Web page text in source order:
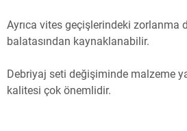
Ayrıca vites geçişlerindeki zorlanma
balatasından kaynaklanabilir.
Debriyaj seti değişiminde malzeme
kalitesi çok önemlidir.